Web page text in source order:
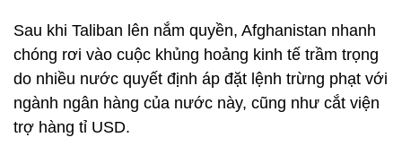
Sau khi Taliban lên nắm quyền, Afghanistan nhanh
chóng rơi vào cuộc khủng hoảng kinh tế trầm trọng
do nhiều nước quyết định áp đặt lệnh trừng phạt với
ngành ngân hàng của nước này, cũng như cắt viện
trợ hàng tỉ USD.